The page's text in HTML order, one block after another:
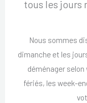
tous les jours
Nous sommes
dimanche et les
déménager
fériés, les week-